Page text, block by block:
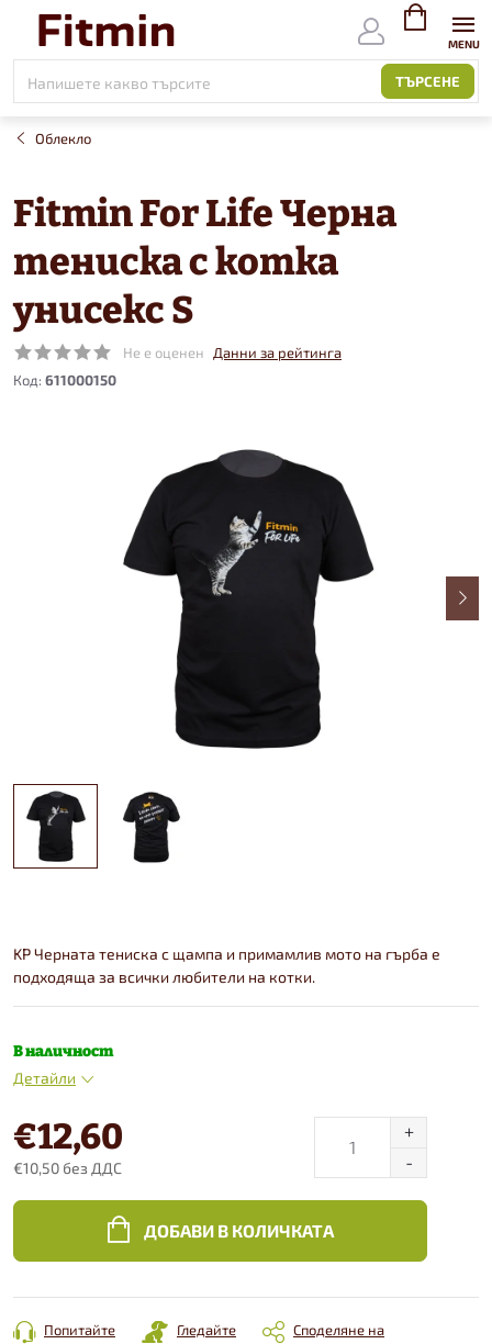
съдържанието
ТЪРСЕНЕ
ВИЖ
Облекло
Fitmin For Life Черна
тениска с котка
унисекс S
Не е оценен
Данни за рейтинга
Код: 611000150
KP Черната тениска с щампа и примамлив мото на гърба е
подходяща за всички любители на котки.
В наличност
Детайли
€12,60
€10,50 без ДДС
цена:
ДОБАВИ В КОЛИЧКАТА
Попитайте Гледайте Споделяне на